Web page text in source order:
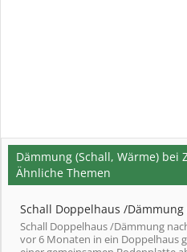
Dämmung (Schall, Wärme) bei
Ähnliche Themen
Schall Doppelhaus /
Schall Doppelhaus /Dämmung
vor 6 Monaten in ein Doppelhaus